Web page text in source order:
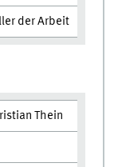
der Arbeit
Thein